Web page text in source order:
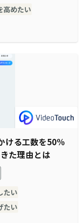
高めたい
ける工数を50%
た理由とは
たい
たい